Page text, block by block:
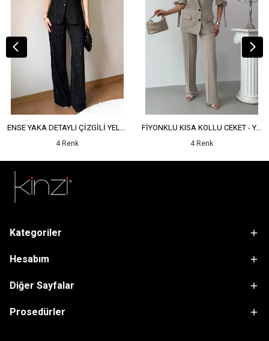
ENSE YAKA DETAYLI ÇİZGİLİ YELEK - YÜKSEK BEL DETAYLI ÇİZGİLİ PANTOLON
4 Renk
FİYONKLU KISA KOLLU CEKET - YÜKSEK BEL SALAŞ PANTOLON
4 Renk
Kategoriler
Hesabım
Diğer Sayfalar
Prosedürler